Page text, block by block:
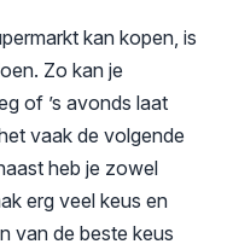
kan kopen, is
Zo kan je
of ’s avonds laat
vaak de volgende
heb je zowel
erg veel keus en
van de beste keus